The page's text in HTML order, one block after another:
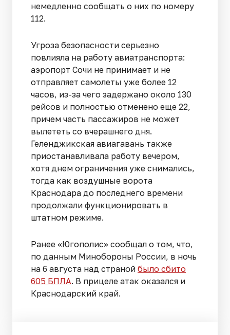
немедленно сообщать о них по номеру
112.
Угроза безопасности серьезно
повлияла на работу авиатранспорта:
аэропорт Сочи не принимает и не
отправляет самолеты уже более 12
часов, из-за чего задержано около 130
рейсов и полностью отменено еще 22,
причем часть пассажиров не может
вылететь со вчерашнего дня.
Геленджикская авиагавань также
приостанавливала работу вечером,
хотя днем ограничения уже снимались,
тогда как воздушные ворота
Краснодара до последнего времени
продолжали функционировать в
штатном режиме.
Ранее «Югополис» сообщал о том, что,
по данным Минобороны России, в ночь
на 6 августа над страной было сбито
605 БПЛА. В прицеле атак оказался и
Краснодарский край.